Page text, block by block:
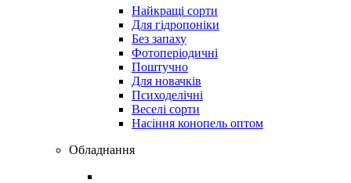
Найкращі сорти
Для гідропоніки
Без запаху
Фотоперіодичні
Поштучно
Для новачків
Психоделічні
Веселі сорти
Насіння конопель оптом
Обладнання